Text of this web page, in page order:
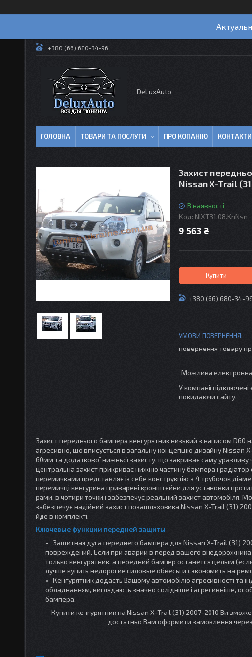
+380 (66) 680-34-96
DeLuxAuto
ГОЛОВНА ТОВАРИ ТА ПОСЛУГИ ПРО КОПАНІЮ КОНТАКТИ
Захист
Nissan X-Trail
В наявності
Код: NIXT31.08.KnNsn
9 563 ₴
Купити
+380 (66) 680-34-96
повернення товару
У компанії
покидаючи сайту.
Захист переднього бампера кенгурятник низький з написом D60
агресивно, що вписується в загальну концепцію дизайнуNissan
60мм та додаткової нижньої захисту, що закриває саму
центральна захист прикриває нижню частину бампера і
перемичками представляє із себе конструкцію з 4 трубочок
перемичці кенгурина приварені кронштейни для установки
рами, в чотири точки і забезпечує реальний захист автомобіля.
забезпечує надійний захист позашляховика Nissan X-Trail (31)
йде в комплекті.
Ключевые функции передней защиты :
Защитная дуга переднего бампера для Nissan X-Trail (31)
повреждений. Если при аварии в перед вашего
только кенгурятник, а передний бампер останется целым
лучше купить недорогие силовые обвесы и сэкономить на
Кенгурятник додасть Вашому автомобілю агресивності та
обладнанням, виглядають значно солідніше і агресивніше,
бампера.
Купити кенгурятник на Nissan X-Trail (31) 2007-2010 Ви
достатньо Вам оформити замовлення